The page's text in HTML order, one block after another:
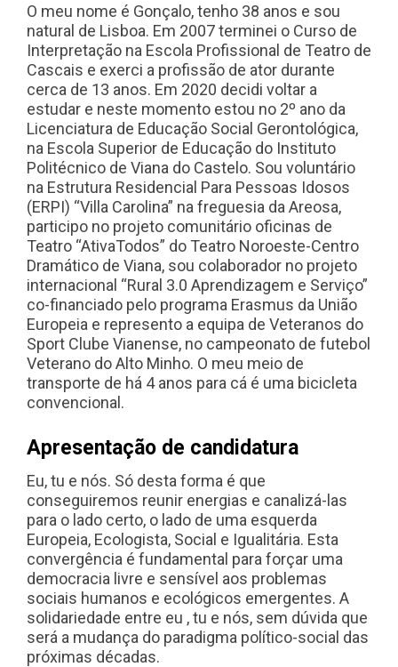
O meu nome é Gonçalo, tenho 38 anos e sou
natural de Lisboa. Em 2007 terminei o Curso de
Interpretação na Escola Profissional de Teatro de
Cascais e exerci a profissão de ator durante
cerca de 13 anos. Em 2020 decidi voltar a
estudar e neste momento estou no 2º ano da
Licenciatura de Educação Social Gerontológica,
na Escola Superior de Educação do Instituto
Politécnico de Viana do Castelo. Sou voluntário
na Estrutura Residencial Para Pessoas Idosos
(ERPI) “Villa Carolina” na freguesia da Areosa,
participo no projeto comunitário oficinas de
Teatro “AtivaTodos” do Teatro Noroeste-Centro
Dramático de Viana, sou colaborador no projeto
internacional “Rural 3.0 Aprendizagem e Serviço”
co-financiado pelo programa Erasmus da União
Europeia e represento a equipa de Veteranos do
Sport Clube Vianense, no campeonato de futebol
Veterano do Alto Minho. O meu meio de
transporte de há 4 anos para cá é uma bicicleta
convencional.
Apresentação de candidatura
Eu, tu e nós. Só desta forma é que
conseguiremos reunir energias e canalizá-las
para o lado certo, o lado de uma esquerda
Europeia, Ecologista, Social e Igualitária. Esta
convergência é fundamental para forçar uma
democracia livre e sensível aos problemas
sociais humanos e ecológicos emergentes. A
solidariedade entre eu , tu e nós, sem dúvida que
será a mudança do paradigma político-social das
próximas décadas.